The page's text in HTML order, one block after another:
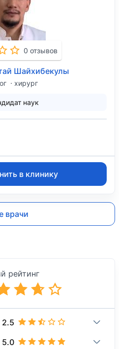
0 отзывов
Шайхибекулы
хирург
наук
в клинику
врачи
рейтинг
2.5
5.0